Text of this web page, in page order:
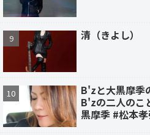
清（きよし）
B'zと大黒摩季
B'zの二人のこ
黒摩季 #松本